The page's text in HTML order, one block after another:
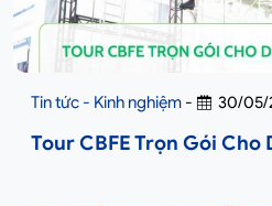
Tin tức - Kinh nghiệm - 30/05/
Tour CBFE Trọn Gói Cho